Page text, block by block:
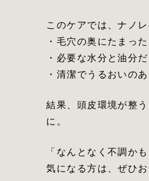
このケアでは、ナノ
・毛穴の奥にたまっ
・必要な水分と油分
・清潔でうるおいの
結果、頭皮環境が整
に。
「なんとなく不調か
気になる方は、ぜひ